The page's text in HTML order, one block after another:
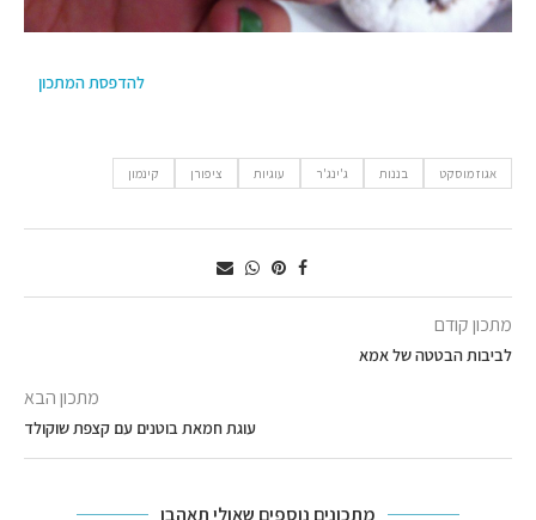
להדפסת המתכון
אגוז מוסקט בננות ג'ינג'ר עוגיות ציפורן קינמון
מתכון קודם
לביבות הבטטה של אמא
מתכון הבא
עוגת חמאת בוטנים עם קצפת שוקולד
מתכונים נוספים שאולי תאהבו